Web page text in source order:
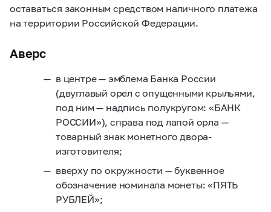
оставаться законным средством наличного платежа
на территории Российской Федерации.
Аверс
в центре — эмблема Банка России
(двуглавый орел с опущенными крыльями,
под ним — надпись полукругом: «БАНК
РОССИИ»), справа под лапой орла —
товарный знак монетного двора-
изготовителя;
вверху по окружности — буквенное
обозначение номинала монеты: «ПЯТЬ
РУБЛЕЙ»;